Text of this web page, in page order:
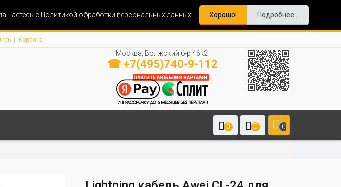
с Политикой обработки персональных данных. Хорошо! Подробнее...
Корзина
Москва, Волжский б-р 46к2
☎ +7(495)740-9-112
0 0 0